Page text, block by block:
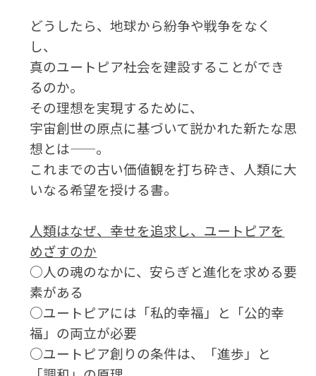
どうしたら、地球から紛争や戦争をなく
し、
真のユートピア社会を建設することができ
るのか。
その理想を実現するために、
宇宙創世の原点に基づいて説かれた新たな思
想とは——。
これまでの古い価値観を打ち砕き、人類に大
いなる希望を授ける書。
人類はなぜ、幸せを追求し、ユートピアを
めざすのか
○人の魂のなかに、安らぎと進化を求める要
素がある
○ユートピアには「私的幸福」と「公的幸
福」の両立が必要
○ユートピア創りの条件は、「進歩」と